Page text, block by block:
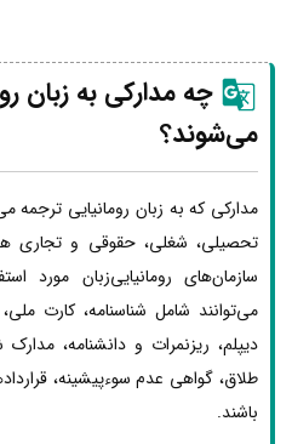
چه مدارکی به زبان
می‌شوند؟
مدارکی که به زبان رومانیایی ترجمه
تحصیلی، شغلی، حقوقی و تجاری
سازمان‌های رومانیایی‌زبان مورد
می‌توانند شامل شناسنامه، کارت
دیپلم، ریزنمرات و دانشنامه،
طلاق، گواهی عدم سوءپیشینه،
باشند.